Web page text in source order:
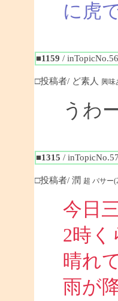
に虎
■1159 /
□投稿者/ ど素人 興味
うわ
■1315 /
□投稿者/ 潤 超 バサー
今日
2時
晴れ
雨が